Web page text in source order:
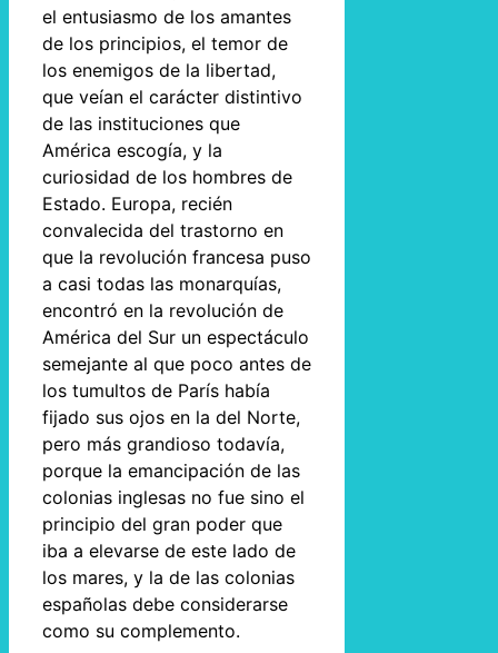
el entusiasmo de los amantes
de los principios, el temor de
los enemigos de la libertad,
que veían el carácter distintivo
de las instituciones que
América escogía, y la
curiosidad de los hombres de
Estado. Europa, recién
convalecida del trastorno en
que la revolución francesa puso
a casi todas las monarquías,
encontró en la revolución de
América del Sur un espectáculo
semejante al que poco antes de
los tumultos de París había
fijado sus ojos en la del Norte,
pero más grandioso todavía,
porque la emancipación de las
colonias inglesas no fue sino el
principio del gran poder que
iba a elevarse de este lado de
los mares, y la de las colonias
españolas debe considerarse
como su complemento.